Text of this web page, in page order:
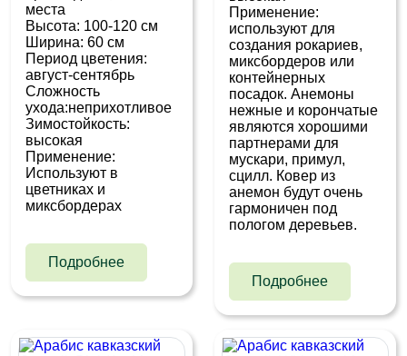
места
Высота: 100-120 см
Ширина: 60 см
Период цветения:
август-сентябрь
Сложность
ухода:неприхотливое
Зимостойкость:
высокая
Применение:
Используют в
цветниках и
миксбордерах
Подробнее
Применение:
используют для
создания рокариев,
миксбордеров или
контейнерных
посадок. Анемоны
нежные и корончатые
являются хорошими
партнерами для
мускари, примул,
сцилл. Ковер из
анемон будут очень
гармоничен под
пологом деревьев.
Подробнее